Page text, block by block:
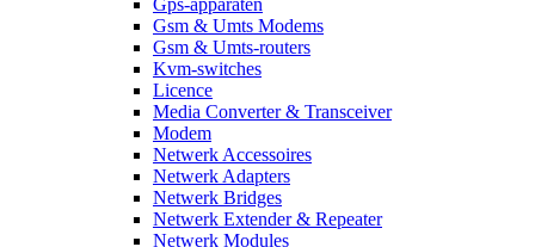
Gsm & Umts Modems
Gsm & Umts-routers
Kvm-switches
Licence
Media Converter & Transceiver
Modem
Netwerk Accessoires
Netwerk Adapters
Netwerk Bridges
Netwerk Extender & Repeater
Netwerk Modules